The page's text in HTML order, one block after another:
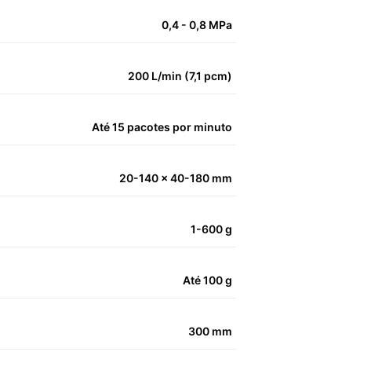
0,4 - 0,8 MPa
200 L/min (7,1 pcm)
Até 15 pacotes por minuto
20-140 x 40-180 mm
1-600 g
Até 100 g
300 mm